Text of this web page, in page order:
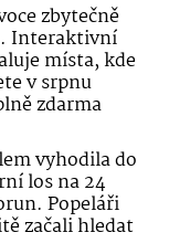
zbytečně
Interaktivní
místa, kde
v srpnu
zdarma
vyhodila do
los na 24
Popeláři
začali hledat